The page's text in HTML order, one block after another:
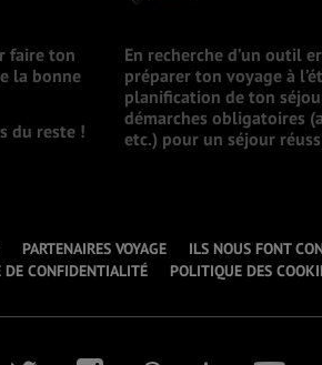
faire ton
la bonne
du reste !
En recherche d’un outil
préparer ton voyage à
planification de ton
démarches obligatoires
etc.) pour un séjour
PARTENAIRES VOYAGE
ILS NOUS FONT
DE CONFIDENTIALITÉ
POLITIQUE DES